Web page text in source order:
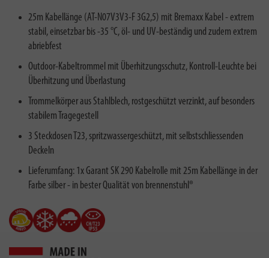
25m Kabellänge (AT-N07V3V3-F 3G2,5) mit Bremaxx Kabel - extrem
stabil, einsetzbar bis -35 °C, öl- und UV-beständig und zudem extrem
abriebfest
Outdoor-Kabeltrommel mit Überhitzungsschutz, Kontroll-Leuchte bei
Überhitzung und Überlastung
Trommelkörper aus Stahlblech, rostgeschützt verzinkt, auf besonders
stabilem Tragegestell
3 Steckdosen T23, spritzwassergeschützt, mit selbstschliessenden
Deckeln
Lieferumfang: 1x Garant SK 290 Kabelrolle mit 25m Kabellänge in der
Farbe silber - in bester Qualität von brennenstuhl®